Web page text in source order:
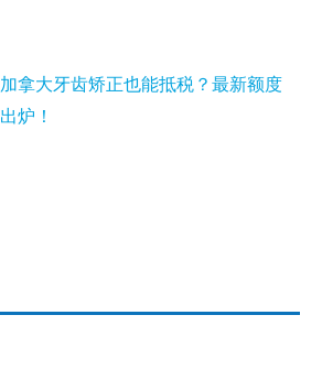
加拿大牙齿矫正也能抵税？最新额度
出炉！